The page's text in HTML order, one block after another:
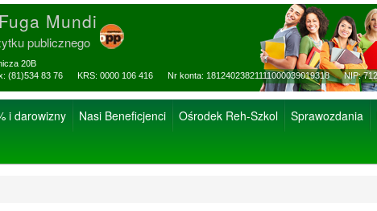
Mundi
publicznego
20B
(81)534 83 76 KRS: 0000 106 416 Nr konta: 18124023821111000039019318 NIP:
i darowizny Nasi Beneficjenci Ośrodek Reh-Szkol Sprawozdania